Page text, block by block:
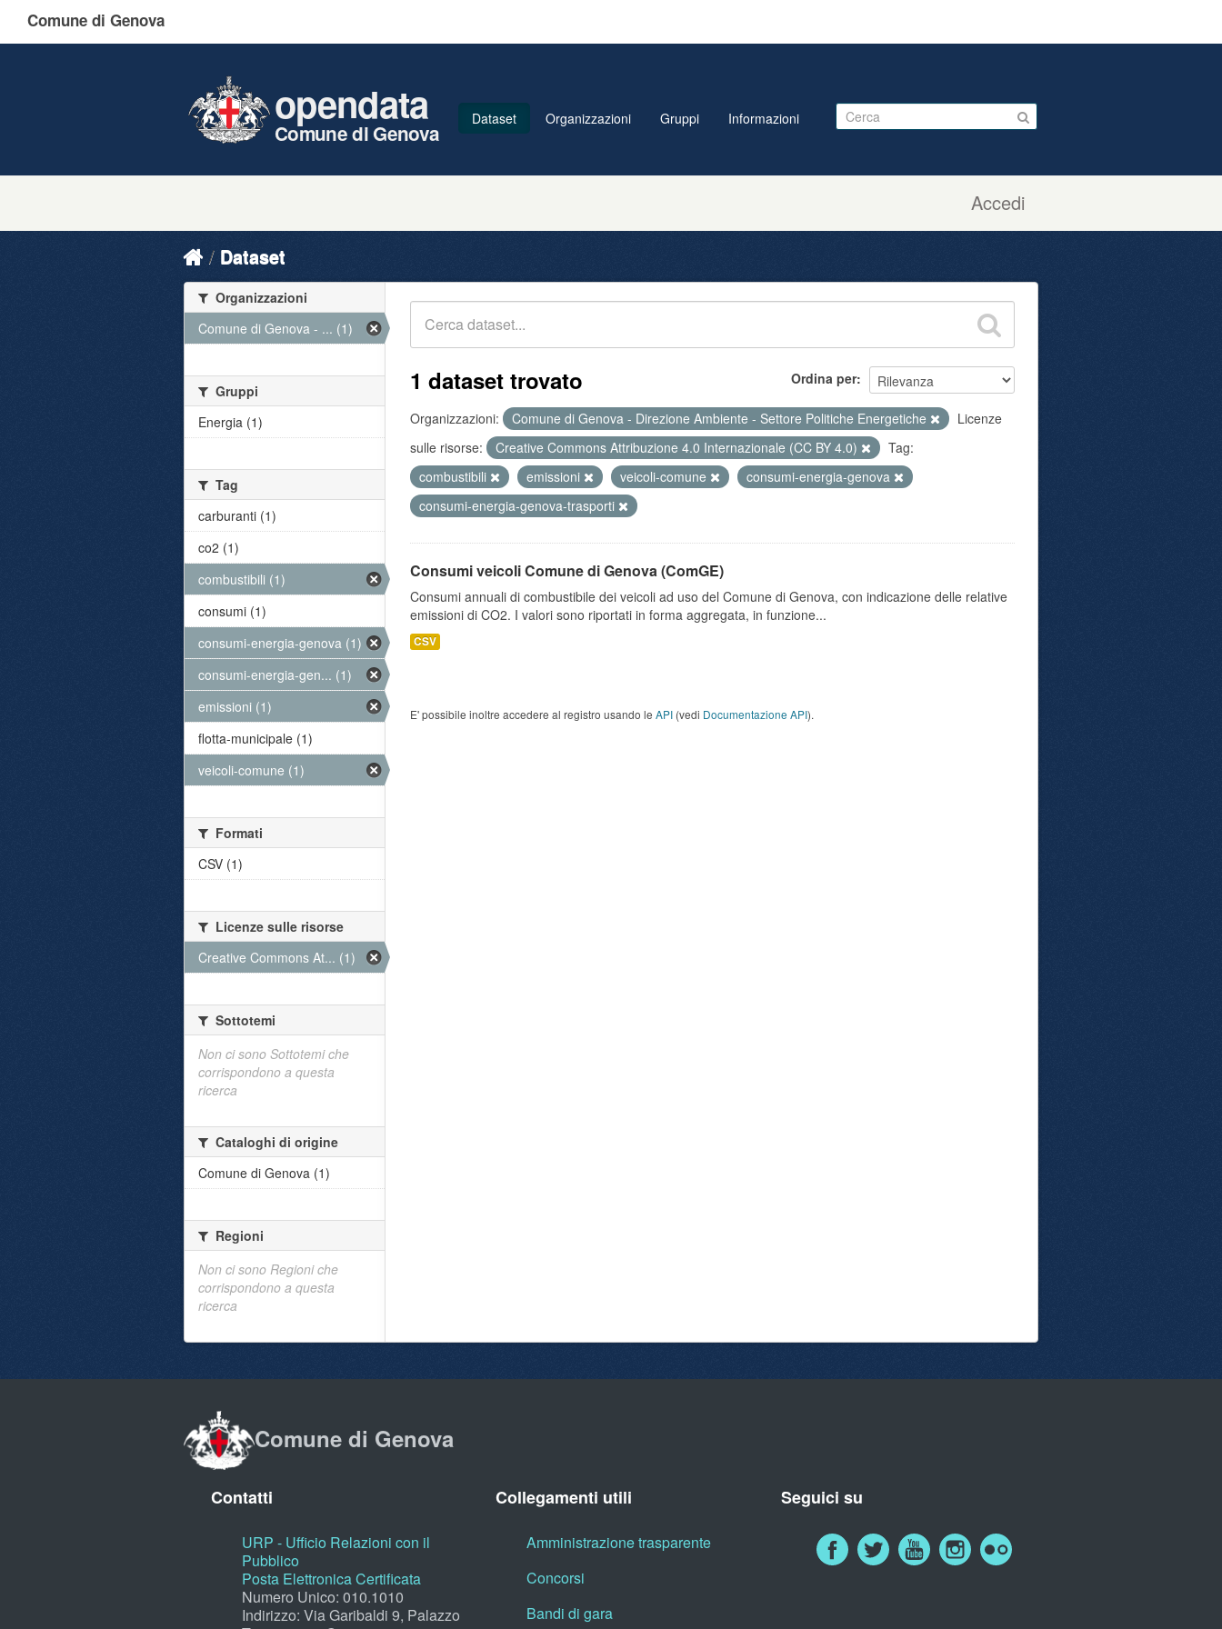
Comune di Genova
Accedi
opendata
Comune di Genova
Dataset Organizzazioni Gruppi Informazioni
Dataset
Ordina per
1 dataset trovato
Organizzazioni: Comune di Genova - Direzione Ambiente - Settore Politiche Energetiche
Licenze
sulle risorse:
Creative Commons Attribuzione 4.0 Internazionale (CC BY 4.0)
Tag:
combustibili
emissioni veicoli-comune
consumi-energia-genova
consumi-energia-genova-trasporti
Consumi veicoli Comune di Genova (ComGE)
Consumi annuali di combustibile dei veicoli ad uso del Comune di Genova, con indicazione delle relative
emissioni di CO2. I valori sono riportati in forma aggregata, in funzione...
CSV
E' possibile inoltre accedere al registro usando le API (vedi Documentazione API).
Organizzazioni
Comune di Genova - ... (1)
Gruppi
Energia (1)
Tag
carburanti (1)
co2 (1)
combustibili (1)
consumi (1)
consumi-energia-genova (1)
consumi-energia-gen... (1)
emissioni (1)
flotta-municipale (1)
veicoli-comune (1)
Formati
CSV (1)
Licenze sulle risorse
Creative Commons At... (1)
Sottotemi
Non ci sono Sottotemi che
corrispondono a questa
ricerca
Cataloghi di origine
Comune di Genova (1)
Regioni
Non ci sono Regioni che
corrispondono a questa
ricerca
Comune di Genova
Contatti
URP - Ufficio Relazioni con il
Pubblico
Posta Elettronica Certificata
Numero Unico: 010.1010
Indirizzo: Via Garibaldi 9, Palazzo
Collegamenti utili
Amministrazione trasparente
Concorsi
Bandi di gara
Seguici su